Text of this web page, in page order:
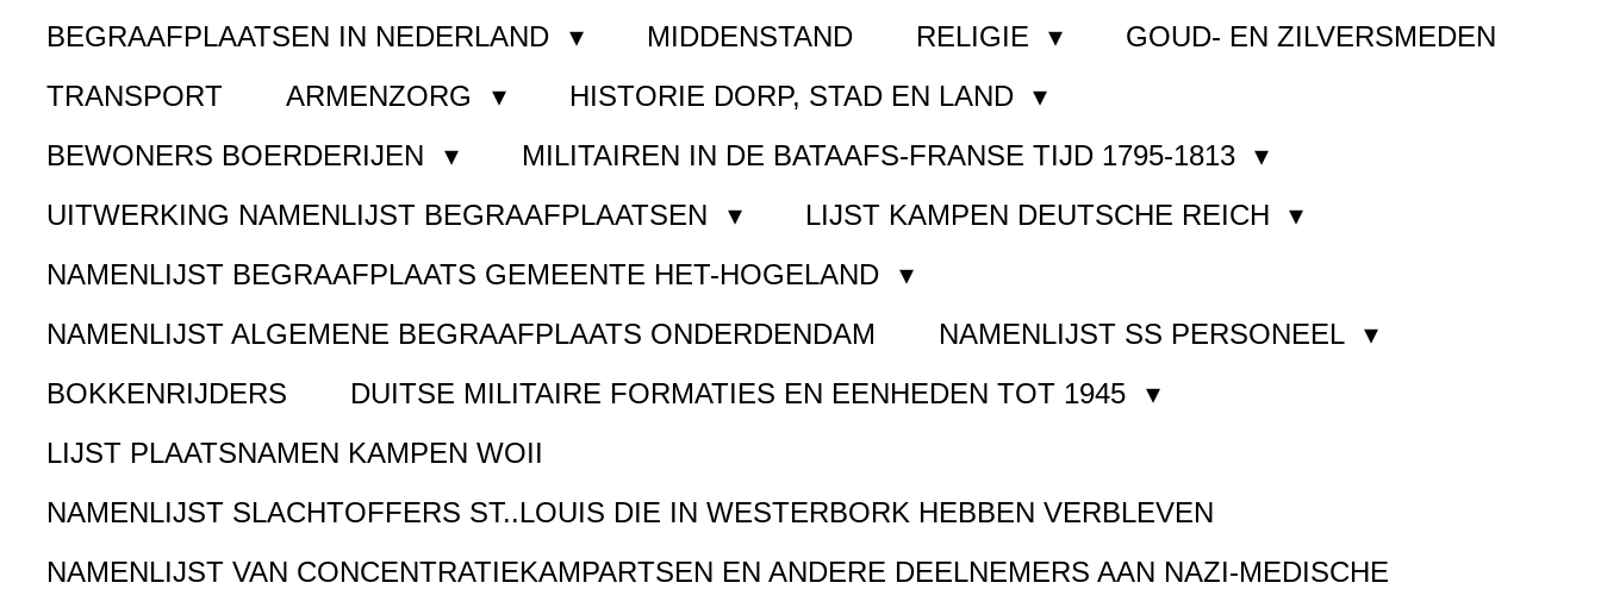
BEGRAAFPLAATSEN IN NEDERLAND
MIDDENSTAND RELIGIE
GOUD- EN ZILVERSMEDEN
TRANSPORT
ARMENZORG
HISTORIE DORP, STAD EN LAND
BEWONERS BOERDERIJEN
MILITAIREN IN DE BATAAFS-FRANSE TIJD 1795-1813
UITWERKING NAMENLIJST BEGRAAFPLAATSEN
LIJST KAMPEN DEUTSCHE REICH
NAMENLIJST BEGRAAFPLAATS GEMEENTE HET-HOGELAND
NAMENLIJST ALGEMENE BEGRAAFPLAATS ONDERDENDAM
NAMENLIJST SS PERSONEEL
BOKKENRIJDERS
DUITSE MILITAIRE FORMATIES EN EENHEDEN TOT 1945
LIJST PLAATSNAMEN KAMPEN WOII
NAMENLIJST SLACHTOFFERS ST..LOUIS DIE IN WESTERBORK HEBBEN VERBLEVEN
NAMENLIJST VAN CONCENTRATIEKAMPARTSEN EN ANDERE DEELNEMERS AAN NAZI-MEDISCHE